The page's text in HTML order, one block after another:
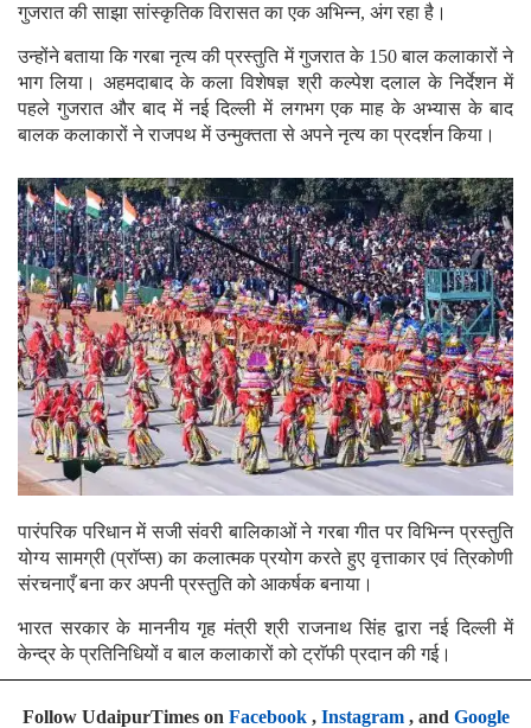
गुजरात की साझा सांस्कृतिक विरासत का एक अभिन्न, अंग रहा है।
उन्होंने बताया कि गरबा नृत्य की प्रस्तुति में गुजरात के 150 बाल कलाकारों ने
भाग लिया। अहमदाबाद के कला विशेषज्ञ श्री कल्पेश दलाल के निर्देशन में
पहले गुजरात और बाद में नई दिल्ली में लगभग एक माह के अभ्यास के बाद
बालक कलाकारों ने राजपथ में उन्मुक्तता से अपने नृत्य का प्रदर्शन किया।
पारंपरिक परिधान में सजी संवरी बालिकाओं ने गरबा गीत पर विभिन्न प्रस्तुति
योग्य सामग्री (प्राॅप्स) का कलात्मक प्रयोग करते हुए वृत्ताकार एवं त्रिकोणी
संरचनाएँ बना कर अपनी प्रस्तुति को आकर्षक बनाया।
भारत सरकार के माननीय गृह मंत्री श्री राजनाथ सिंह द्वारा नई दिल्ली में
केन्द्र के प्रतिनिधियों व बाल कलाकारों को ट्राॅफी प्रदान की गई।
Follow UdaipurTimes on Facebook, Instagram, and Google